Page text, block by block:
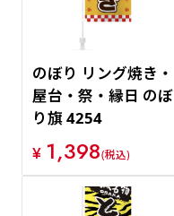
のぼり リング焼き・
屋台・祭・縁日 のぼ
り旗 4254
¥ 1,398(税込)